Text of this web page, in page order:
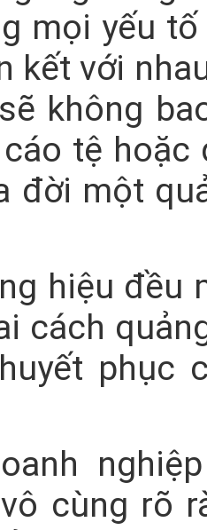
mọi yếu
kết với
không
tệ hoặc
đời một
hiệu đều
cách
phục
cùng rõ